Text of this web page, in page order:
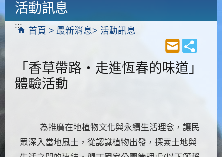
:::
首頁 最新消息 活動訊息
活動訊息
「香草帶路・走進恆春的味道」
體驗活動
為推廣在地植物文化與永續生活理念，讓民
眾深入當地風土，從認識植物出發，探索土地與